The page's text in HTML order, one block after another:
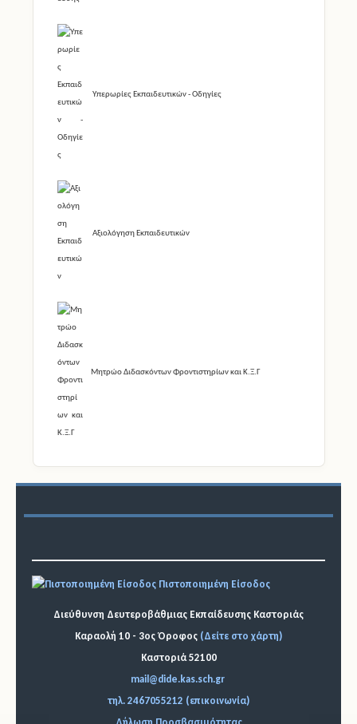
Υπερωρίες Εκπαιδευτικών - Οδηγίες
Αξιολόγηση Εκπαιδευτικών
Μητρώο Διδασκόντων Φροντιστηρίων και Κ.Ξ.Γ
Πιστοποιημένη Είσοδος
Διεύθυνση Δευτεροβάθμιας Εκπαίδευσης Καστοριάς
Καραολή 10 - 3ος Όροφος (Δείτε στο χάρτη)
Καστοριά 52100
mail@dide.kas.sch.gr
τηλ. 2467055212 (επικοινωνία)